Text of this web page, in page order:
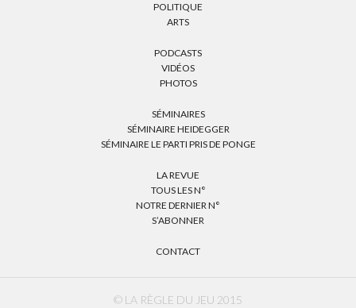
POLITIQUE
ARTS
PODCASTS
VIDÉOS
PHOTOS
SÉMINAIRES
SÉMINAIRE HEIDEGGER
SÉMINAIRE LE PARTI PRIS DE PONGE
LA REVUE
TOUS LES N°
NOTRE DERNIER N°
S’ABONNER
CONTACT
© LA RÈGLE DU JEU 2015